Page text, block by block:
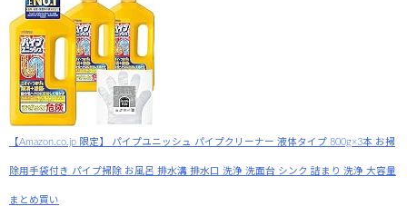
【Amazon.co.jp 限定】 パイプユニッシュ パイプクリーナー 液体タイプ 800g×3本 お掃
除用手袋付き パイプ掃除 お風呂 排水溝 排水口 洗浄 洗面台 シンク 詰まり 洗浄 大容量
まとめ買い